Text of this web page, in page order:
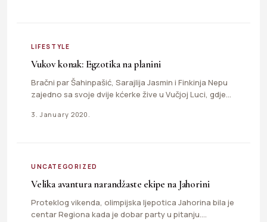
LIFESTYLE
Vukov konak: Egzotika na planini
Bračni par Šahinpašić, Sarajlija Jasmin i Finkinja Nepu
zajedno sa svoje dvije kćerke žive u Vučjoj Luci, gdje…
3. January 2020.
UNCATEGORIZED
Velika avantura narandžaste ekipe na Jahorini
Proteklog vikenda, olimpijska ljepotica Jahorina bila je
centar Regiona kada je dobar party u pitanju.